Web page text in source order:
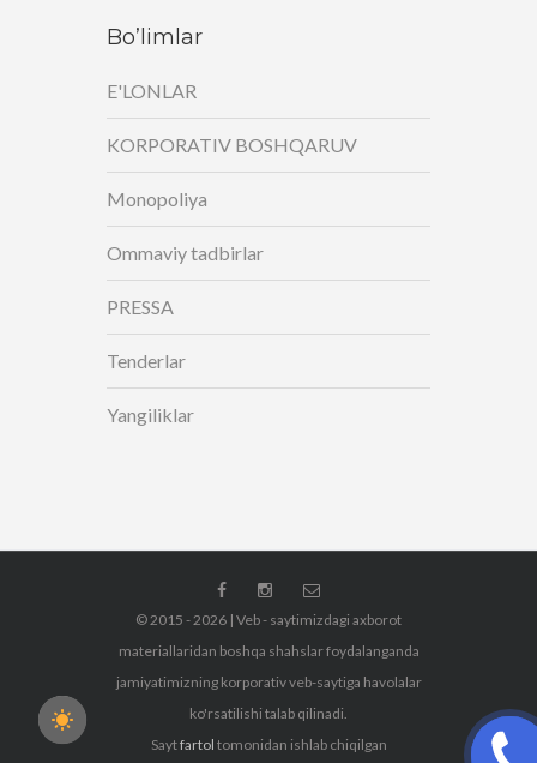
Bo’limlar
E'LONLAR
KORPORATIV BOSHQARUV
Monopoliya
Ommaviy tadbirlar
PRESSA
Tenderlar
Yangiliklar
© 2015 - 2026 | Veb - saytimizdagi axborot
materiallaridan boshqa shahslar foydalanganda
jamiyatimizning korporativ veb-saytiga havolalar
ko'rsatilishi talab qilinadi.
Saytfartol tomonidan ishlab chiqilgan
CALL